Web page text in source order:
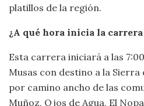
platillos de la región.
¿A qué hora inicia la
Esta carrera iniciará a las
Musas con destino a la Sierra
por camino ancho de las
Muñoz, Ojos de Agua, El